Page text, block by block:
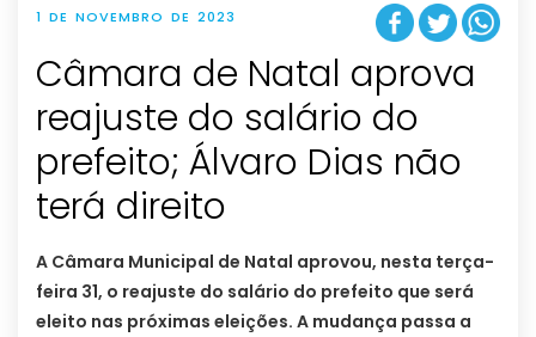
1 DE NOVEMBRO DE 2023
Câmara de Natal aprova
reajuste do salário do
prefeito; Álvaro Dias não
terá direito
A Câmara Municipal de Natal aprovou, nesta terça-
feira 31, o reajuste do salário do prefeito que será
eleito nas próximas eleições. A mudança passa a